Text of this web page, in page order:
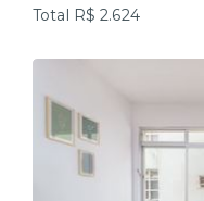
Total R$ 2.624